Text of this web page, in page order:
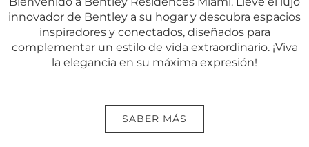
innovador de Bentley a su hogar y descubra espacios
inspiradores y conectados, diseñados para
complementar un estilo de vida extraordinario. ¡Viva
la elegancia en su máxima expresión!
SABER MÁS